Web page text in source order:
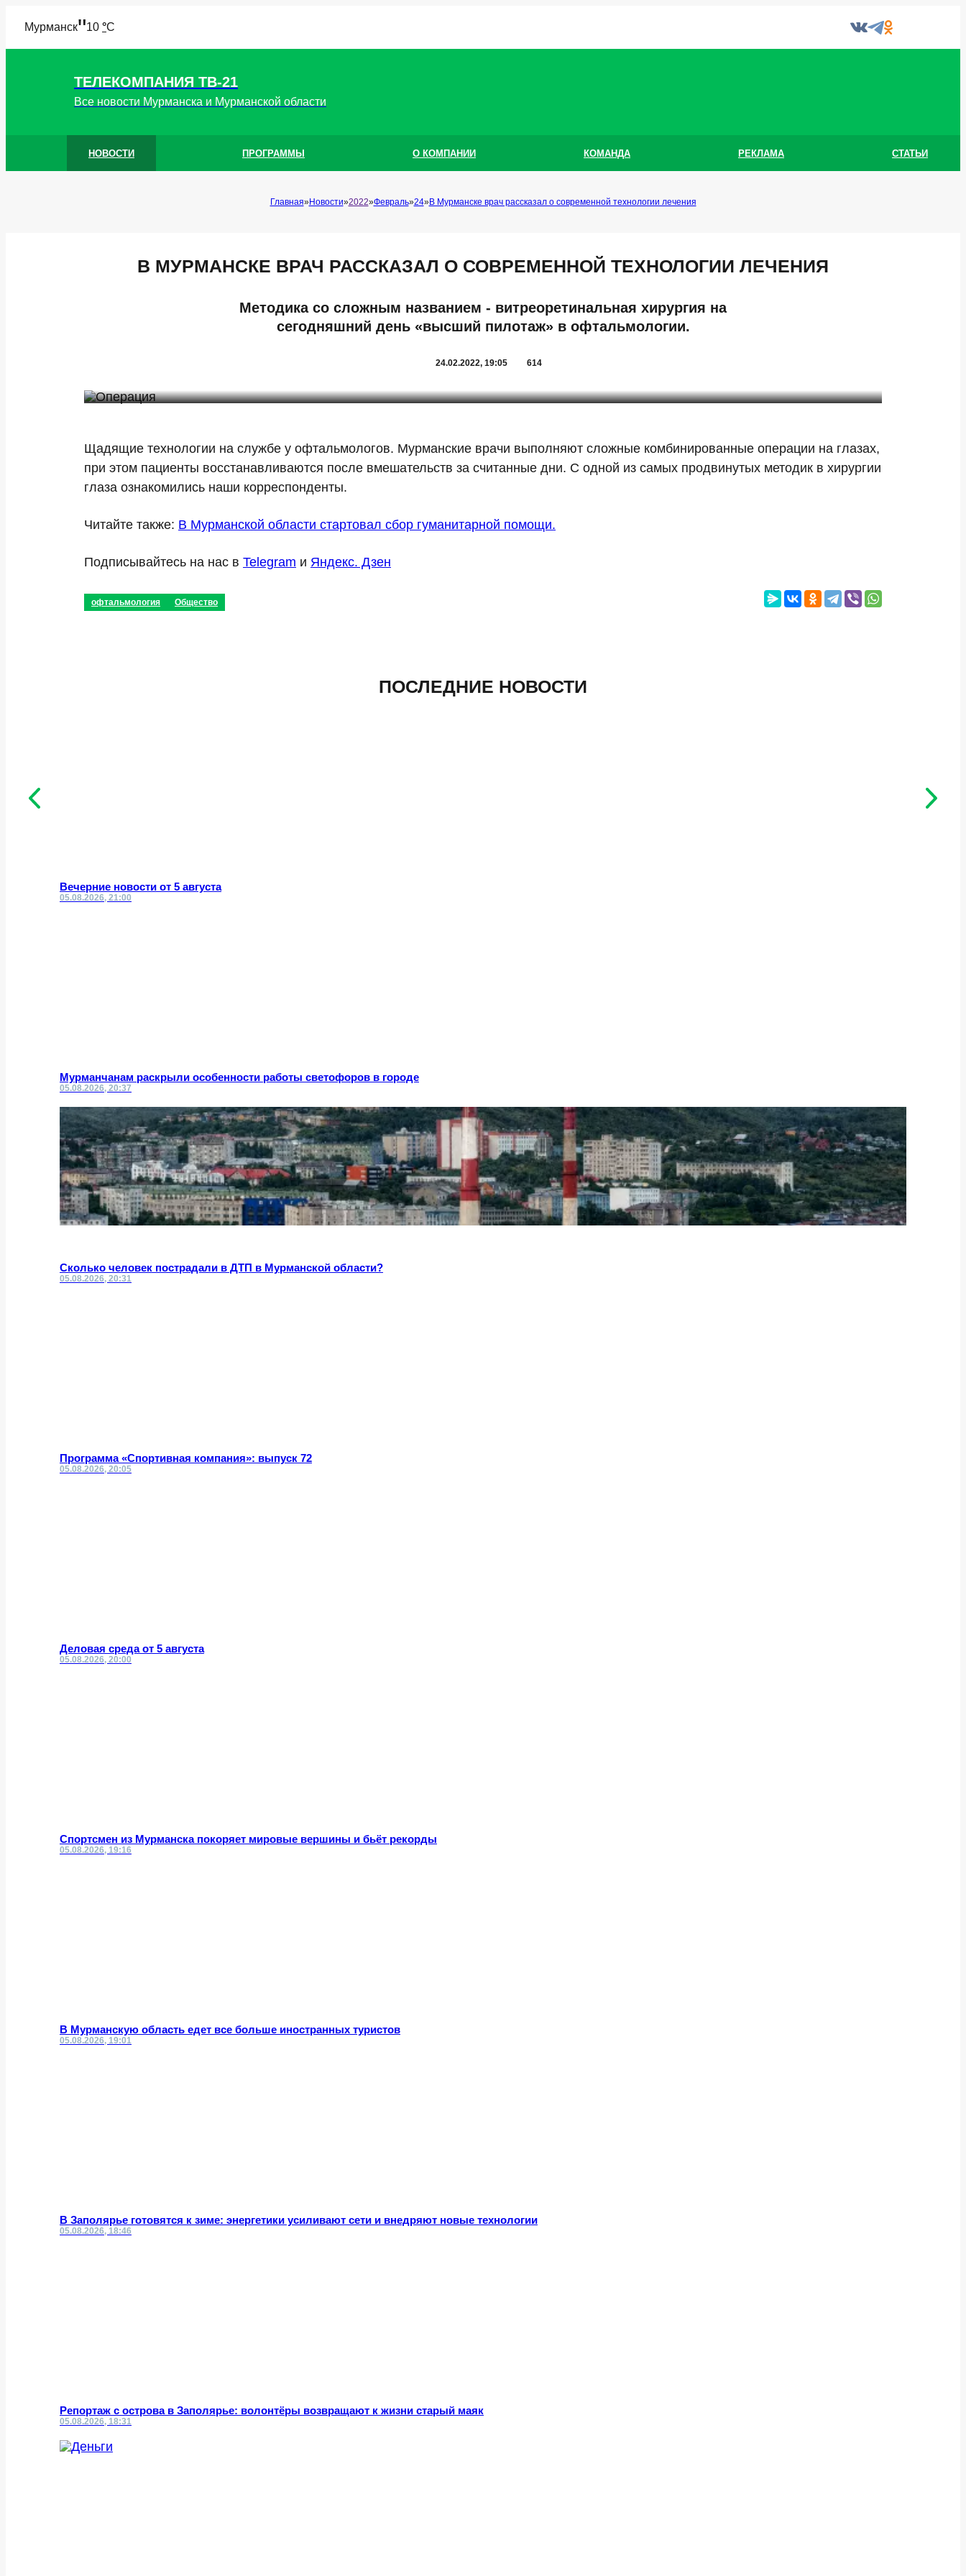
Мурманск"10 °C
ТЕЛЕКОМПАНИЯ ТВ-21
Все новости Мурманска и Мурманской области
НОВОСТИ ПРОГРАММЫ О КОМПАНИИ КОМАНДА РЕКЛАМА СТАТЬИ
Главная Новости 2022 Февраль 24 В Мурманске врач рассказал о современной технологии лечения
В МУРМАНСКЕ ВРАЧ РАССКАЗАЛ О СОВРЕМЕННОЙ ТЕХНОЛОГИИ ЛЕЧЕНИЯ
Методика со сложным названием - витреоретинальная хирургия на
сегодняшний день «высший пилотаж» в офтальмологии.
24.02.2022, 19:05 614
Щадящие технологии на службе у офтальмологов. Мурманские врачи выполняют сложные комбинированные операции на глазах,
при этом пациенты восстанавливаются после вмешательств за считанные дни. С одной из самых продвинутых методик в хирургии
глаза ознакомились наши корреспонденты.
Читайте также: В Мурманской области стартовал сбор гуманитарной помощи.
Подписывайтесь на нас в Telegram и Яндекс. Дзен
офтальмология Общество
ПОСЛЕДНИЕ НОВОСТИ
Вечерние новости от 5 августа
05.08.2026, 21:00
Мурманчанам раскрыли особенности работы светофоров в городе
05.08.2026, 20:37
Сколько человек пострадали в ДТП в Мурманской области?
05.08.2026, 20:31
Программа «Спортивная компания»: выпуск 72
05.08.2026, 20:05
Деловая среда от 5 августа
05.08.2026, 20:00
Спортсмен из Мурманска покоряет мировые вершины и бьёт рекорды
05.08.2026, 19:16
В Мурманскую область едет все больше иностранных туристов
05.08.2026, 19:01
В Заполярье готовятся к зиме: энергетики усиливают сети и внедряют новые технологии
05.08.2026, 18:46
Репортаж с острова в Заполярье: волонтёры возвращают к жизни старый маяк
05.08.2026, 18:31